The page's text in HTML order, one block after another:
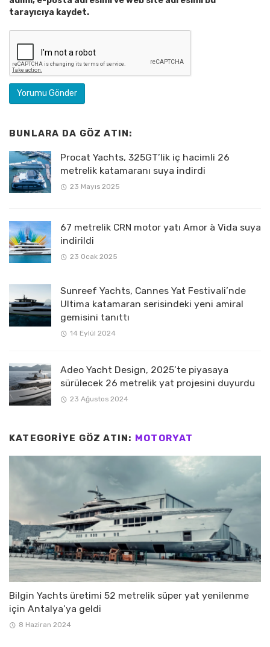
tarayıcıya kaydet.
BUNLARA DA GÖZ ATIN:
Procat Yachts, 325GT’lik iç hacimli 26
metrelik katamaranı suya indirdi
23 Mayıs 2025
67 metrelik CRN motor yatı Amor à Vida suya
indirildi
23 Ocak 2025
Sunreef Yachts, Cannes Yat Festivali’nde
Ultima katamaran serisindeki yeni amiral
gemisini tanıttı
14 Eylül 2024
Adeo Yacht Design, 2025’te piyasaya
sürülecek 26 metrelik yat projesini duyurdu
23 Ağustos 2024
KATEGORIYE GÖZ ATIN: MOTORYAT
Bilgin Yachts üretimi 52 metrelik süper yat yenilenme
için Antalya’ya geldi
8 Haziran 2024